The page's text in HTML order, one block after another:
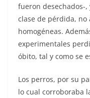
fueron desechados-
clase de pérdida,
homogéneas.
experimentales
óbito, tal y como se
Los perros, por su
lo cual corroboraba